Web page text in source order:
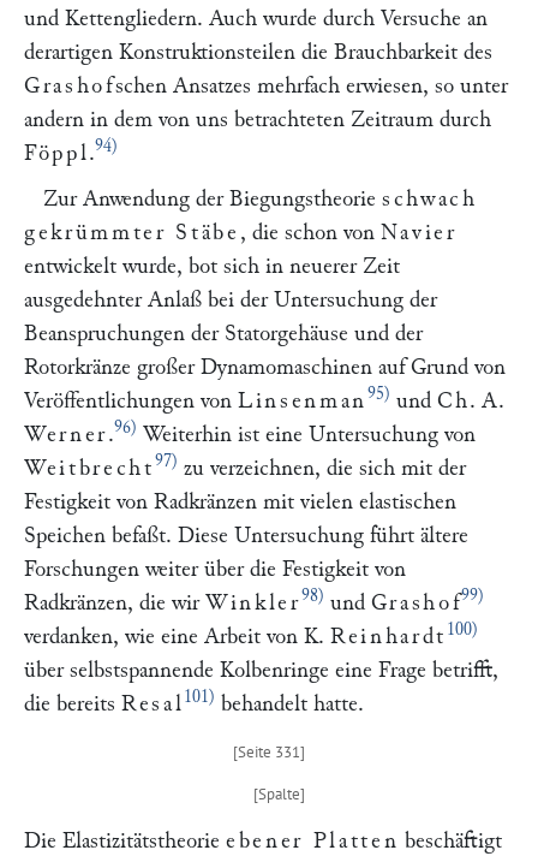
und Kettengliedern. Auch wurde durch Versuche an
derartigen Konstruktionsteilen die Brauchbarkeit des
Grashofschen Ansatzes mehrfach erwiesen, so unter
andern in dem von uns betrachteten Zeitraum durch
Föppl.94)
Zur Anwendung der Biegungstheorie schwach
gekrümmter Stäbe , die schon von Navier
entwickelt wurde, bot sich in neuerer Zeit
ausgedehnter Anlaß bei der Untersuchung der
Beanspruchungen der Statorgehäuse und der
Rotorkränze großer Dynamomaschinen auf Grund von
Veröffentlichungen von Linsenman 95) und Ch. A.
Werner.96) Weiterhin ist eine Untersuchung von
Weitbrecht 97) zu verzeichnen, die sich mit der
Festigkeit von Radkränzen mit vielen elastischen
Speichen befaßt. Diese Untersuchung führt ältere
Forschungen weiter über die Festigkeit von
Radkränzen, die wir Winkler98) und Grashof99)
verdanken, wie eine Arbeit von K. Reinhardt 100)
über selbstspannende Kolbenringe eine Frage betrifft,
die bereits Resal 101) behandelt hatte.
Die Elastizitätstheorie ebener Platten beschäftigt